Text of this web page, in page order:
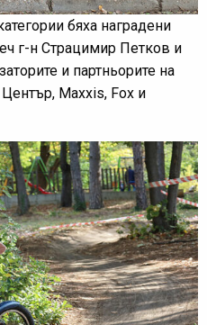
бяха наградени
г-н Страцимир Петков и
и партньорите на
Maxxis, Fox и